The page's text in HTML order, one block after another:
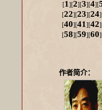
[1][2][3][4][
[22][23][24
[40][41][42
[58][59][60
作者简介：